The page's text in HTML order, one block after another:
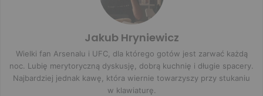
Jakub Hryniewicz
Wielki fan Arsenalu i UFC, dla którego gotów jest zarwać każdą
noc. Lubię merytoryczną dyskusję, dobrą kuchnię i długie spacery.
Najbardziej jednak kawę, która wiernie towarzyszy przy stukaniu
w klawiaturę.